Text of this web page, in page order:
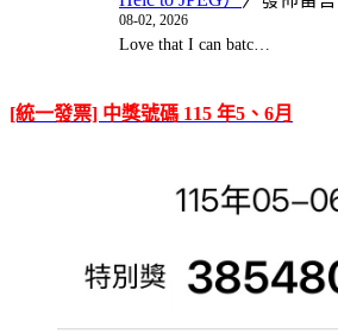
08-02, 2026
Love that I can batc…
[統一發票] 中獎號碼 115 年5、6月